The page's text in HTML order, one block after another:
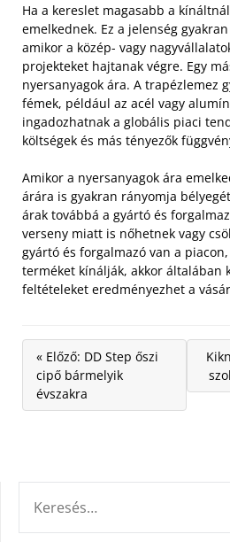
Ha a kereslet magasabb a
emelkednek. Ez a jelenség
amikor a közép- vagy
projekteket hajtanak végre. Egy
nyersanyagok ára. A trapézlemez
fémek, például az acél vagy
ingadozhatnak a globális piaci
költségek és más tényezők
Amikor a nyersanyagok ára
árára is gyakran rányomja
árak továbbá a gyártó és
verseny miatt is nőhetnek vagy
gyártó és forgalmazó van a
terméket kínálják, akkor általában
feltételeket eredményezhet a
« Előző: DD Step őszi
cipő bármelyik
évszakra